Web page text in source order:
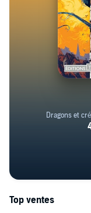
Top ventes